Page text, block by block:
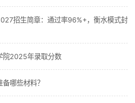
招生简章：通过率96%+，衡水模式封
院2025年录取分数
哪些材料？